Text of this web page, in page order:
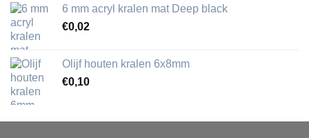
6 mm acryl kralen mat Deep black
€0,02
Olijf houten kralen 6x8mm
€0,10